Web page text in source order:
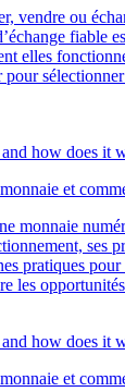
vendre ou
fiable
elles
pour
et
monnaie
ses
pratiques
les
et